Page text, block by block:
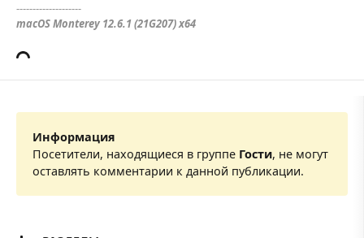
--------------------
macOS Monterey 12.6.1 (21G207) x64
Информация
Посетители, находящиеся в группе Гости, не могут
оставлять комментарии к данной публикации.